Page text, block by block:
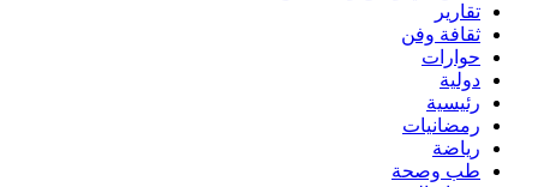
تقارير
ثقافة وفن
حوارات
دولية
رئيسية
رمضانيات
رياضة
طب وصحة